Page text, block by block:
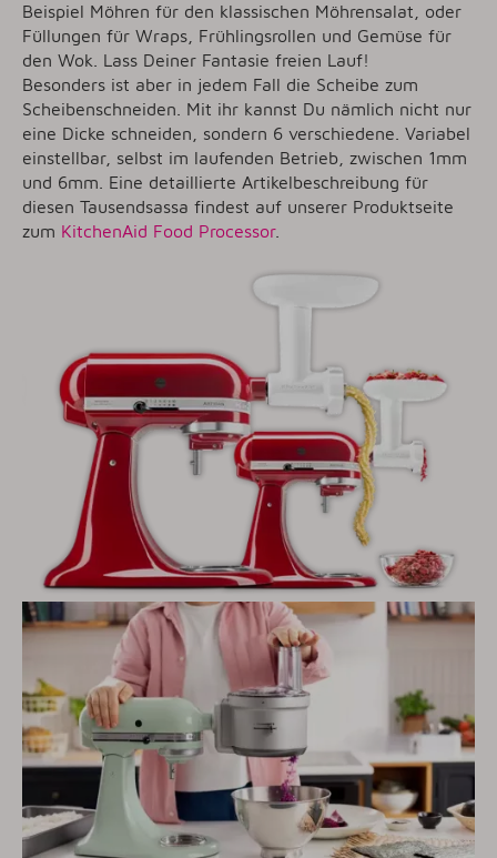
Beispiel Möhren für den klassischen Möhrensalat, oder
Füllungen für Wraps, Frühlingsrollen und Gemüse für
den Wok. Lass Deiner Fantasie freien Lauf!
Besonders ist aber in jedem Fall die Scheibe zum
Scheibenschneiden. Mit ihr kannst Du nämlich nicht nur
eine Dicke schneiden, sondern 6 verschiedene. Variabel
einstellbar, selbst im laufenden Betrieb, zwischen 1mm
und 6mm. Eine detaillierte Artikelbeschreibung für
diesen Tausendsassa findest auf unserer Produktseite
zum KitchenAid Food Processor.